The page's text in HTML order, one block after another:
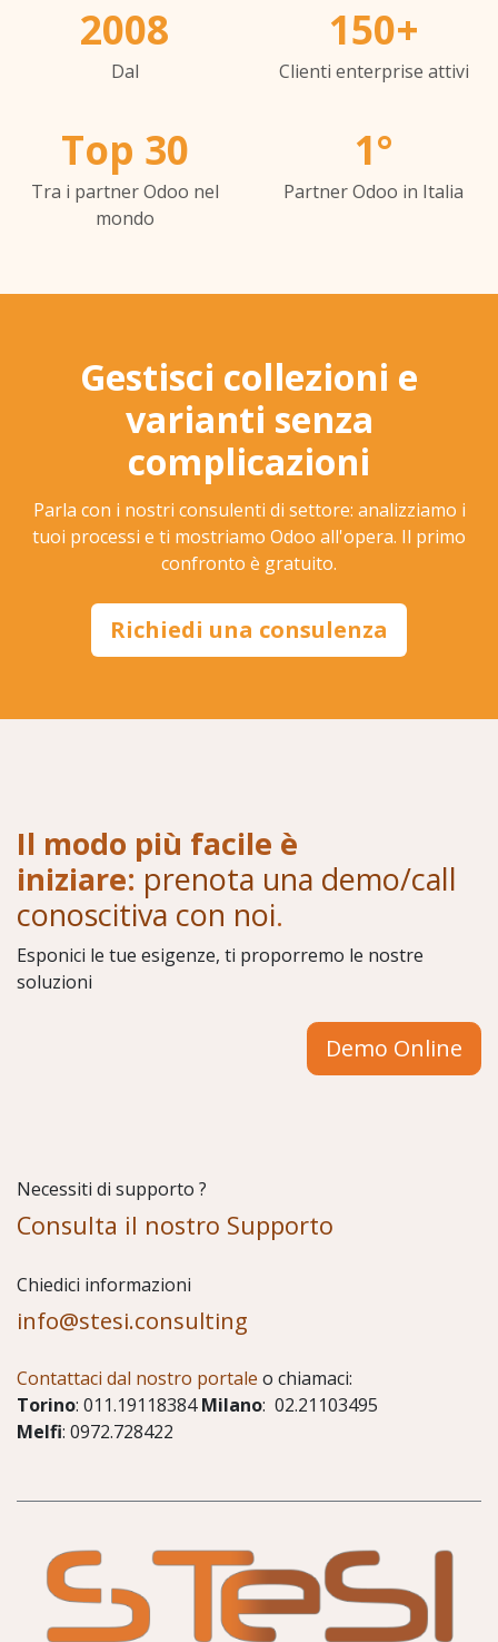
2008
Dal
150+
Clienti enterprise attivi
Top 30
Tra i partner Odoo nel
mondo
1°
Partner Odoo in Italia
Gestisci collezioni e
varianti senza
complicazioni
Parla con i nostri consulenti di settore: analizziamo i
tuoi processi e ti mostriamo Odoo all'opera. Il primo
confronto è gratuito.
Richiedi una consulenza
Il modo più facile è
iniziare: prenota una demo/call
conoscitiva con noi.
Esponici le tue esigenze, ti proporremo le nostre
soluzioni
Demo Online
Necessiti di supporto ?
Consulta il nostro Supporto
Chiedici informazioni
info@stesi.consulting
Contattaci dal nostro portale o chiamaci:
Torino: 011.19118384Milano: 02.21103495
Melfi: 0972.728422